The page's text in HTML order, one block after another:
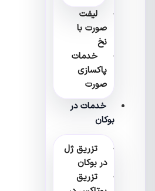
لیفت
صورت با
نخ
خدمات
پاکسازی
صورت
خدمات در
بوکان
تزریق ژل
در بوکان
تزریق